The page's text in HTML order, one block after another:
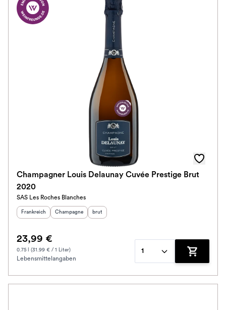
Champagner Louis Delaunay Cuvée Prestige Brut
2020
SAS Les Roches Blanches
Herkunftsland
Frankreich Herkunftsregion :
Champagne Geschmack
brut
23,99 €
0.75 l (31.99 € / 1 Liter)
Lebensmittelangaben
1
Zum